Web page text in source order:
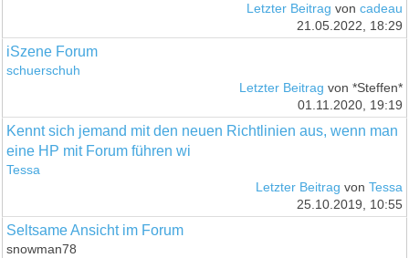
Letzter Beitrag von cadeau
21.05.2022, 18:29
iSzene Forum
schuerschuh
Letzter Beitrag von *Steffen*
01.11.2020, 19:19
Kennt sich jemand mit den neuen Richtlinien aus, wenn man
eine HP mit Forum führen wi
Tessa
Letzter Beitrag von Tessa
25.10.2019, 10:55
Seltsame Ansicht im Forum
snowman78